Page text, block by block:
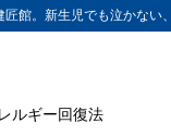
館。新生児でも泣かな
ルギー回復法